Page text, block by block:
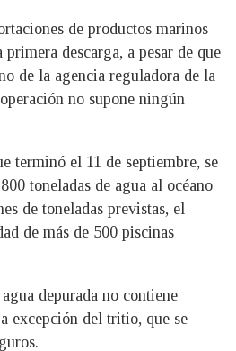
de productos marinos
primera descarga, a pesar de que
de la agencia reguladora de la
no supone ningún
terminó el 11 de septiembre, se
toneladas de agua al océano
de toneladas previstas, el
de más de 500 piscinas
depurada no contiene
excepción del tritio, que se